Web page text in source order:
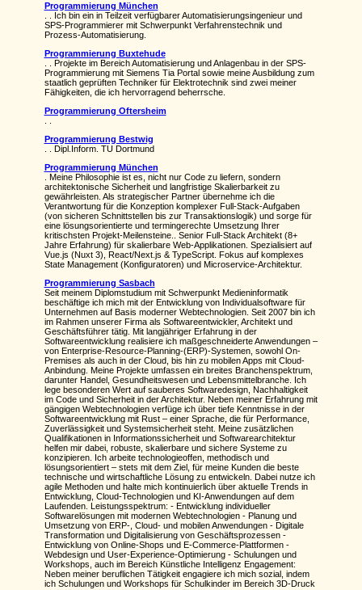
Programmierung München
. . Ich bin ein in Teilzeit verfügbarer Automatisierungsingenieur und
SPS-Programmierer mit Schwerpunkt Verfahrenstechnik und
Prozess-Automatisierung.
Programmierung Buxtehude
. . Projekte im Bereich Automatisierung und Anlagenbau in der SPS-
Programmierung mit Siemens Tia Portal sowie meine Ausbildung zum
staatlich geprüften Techniker für Elektrotechnik sind zwei meiner
Fähigkeiten, die ich hervorragend beherrsche.
Programmierung Oftersheim
Programmierung Bestwig
. . Dipl.Inform. TU Dortmund
Programmierung München
. Meine Philosophie ist es, nicht nur Code zu liefern, sondern
architektonische Sicherheit und langfristige Skalierbarkeit zu
gewährleisten. Als strategischer Partner übernehme ich die
Verantwortung für die Konzeption komplexer Full-Stack-Aufgaben
(von sicheren Schnittstellen bis zur Transaktionslogik) und sorge für
eine lösungsorientierte und termingerechte Umsetzung Ihrer
kritischsten Projekt-Meilensteine.. Senior Full-Stack Architekt (8+
Jahre Erfahrung) für skalierbare Web-Applikationen. Spezialisiert auf
Vue.js (Nuxt 3), React/Next.js & TypeScript. Fokus auf komplexes
State Management (Konfiguratoren) und Microservice-Architektur.
Programmierung Sasbach
Seit meinem Diplomstudium mit Schwerpunkt Medieninformatik
beschäftige ich mich mit der Entwicklung von Individualsoftware für
Unternehmen auf Basis moderner Webtechnologien. Seit 2007 bin ich
im Rahmen unserer Firma als Softwareentwickler, Architekt und
Geschäftsführer tätig. Mit langjähriger Erfahrung in der
Softwareentwicklung realisiere ich maßgeschneiderte Anwendungen –
von Enterprise-Resource-Planning-(ERP)-Systemen, sowohl On-
Premises als auch in der Cloud, bis hin zu mobilen Apps mit Cloud-
Anbindung. Meine Projekte umfassen ein breites Branchenspektrum,
darunter Handel, Gesundheitswesen und Lebensmittelbranche. Ich
lege besonderen Wert auf sauberes Softwaredesign, Nachhaltigkeit
im Code und Sicherheit in der Architektur. Neben meiner Erfahrung mit
gängigen Webtechnologien verfüge ich über tiefe Kenntnisse in der
Softwareentwicklung mit Rust – einer Sprache, die für Performance,
Zuverlässigkeit und Systemsicherheit steht. Meine zusätzlichen
Qualifikationen in Informationssicherheit und Softwarearchitektur
helfen mir dabei, robuste, skalierbare und sichere Systeme zu
konzipieren. Ich arbeite technologieoffen, methodisch und
lösungsorientiert – stets mit dem Ziel, für meine Kunden die beste
technische und wirtschaftliche Lösung zu entwickeln. Dabei nutze ich
agile Methoden und halte mich kontinuierlich über aktuelle Trends in
Entwicklung, Cloud-Technologien und KI-Anwendungen auf dem
Laufenden. Leistungsspektrum: - Entwicklung individueller
Softwarelösungen mit modernen Webtechnologien - Planung und
Umsetzung von ERP-, Cloud- und mobilen Anwendungen - Digitale
Transformation und Digitalisierung von Geschäftsprozessen -
Entwicklung von Online-Shops und E-Commerce-Plattformen -
Webdesign und User-Experience-Optimierung - Schulungen und
Workshops, auch im Bereich Künstliche Intelligenz Engagement:
Neben meiner beruflichen Tätigkeit engagiere ich mich sozial, indem
ich Schulungen und Workshops für Schulkinder im Bereich 3D-Druck